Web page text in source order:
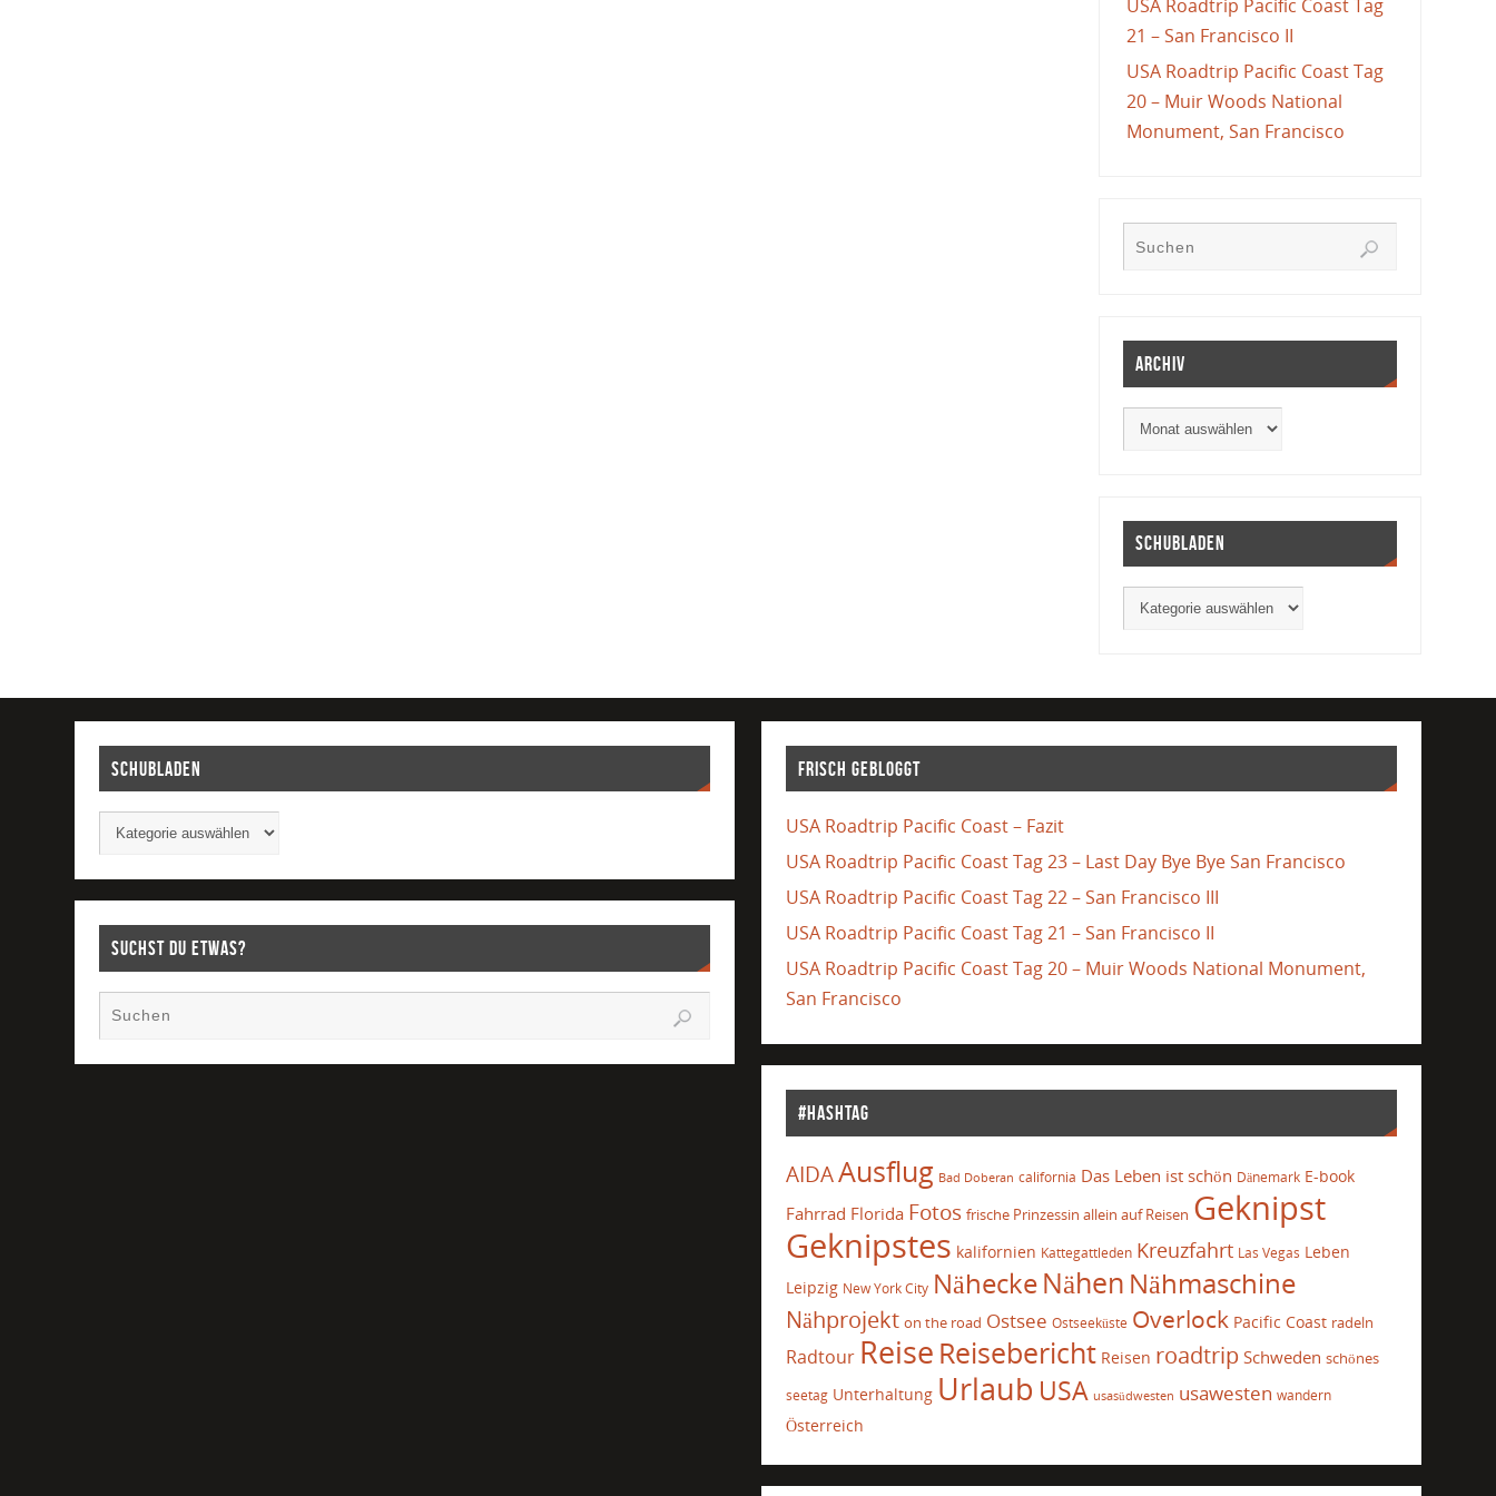
USA Roadtrip Pacific Coast Tag
21 – San Francisco II
USA Roadtrip Pacific Coast Tag
20 – Muir Woods National
Monument, San Francisco
Archiv
Schubladen
Schubladen
Suchst Du etwas?
Frisch gebloggt
USA Roadtrip Pacific Coast – Fazit
USA Roadtrip Pacific Coast Tag 23 – Last Day Bye Bye San Francisco
USA Roadtrip Pacific Coast Tag 22 – San Francisco III
USA Roadtrip Pacific Coast Tag 21 – San Francisco II
USA Roadtrip Pacific Coast Tag 20 – Muir Woods National Monument,
San Francisco
#Hashtag
AIDAAusflug Bad Doberan california Das Leben ist schön Dänemark E-book
Fahrrad Florida Fotos frische Prinzessin allein auf Reisen Geknipst
Geknipstes kalifornien Kattegattleden Kreuzfahrt Las Vegas Leben
Leipzig New York City NäheckeNähen Nähmaschine
Nähprojekt on the road Ostsee Ostseeküste Overlock Pacific Coast radeln
Radtour Reise Reisebericht Reisen roadtrip Schweden schönes
seetag Unterhaltung Urlaub USA usasüdwesten usawesten wandern
Österreich